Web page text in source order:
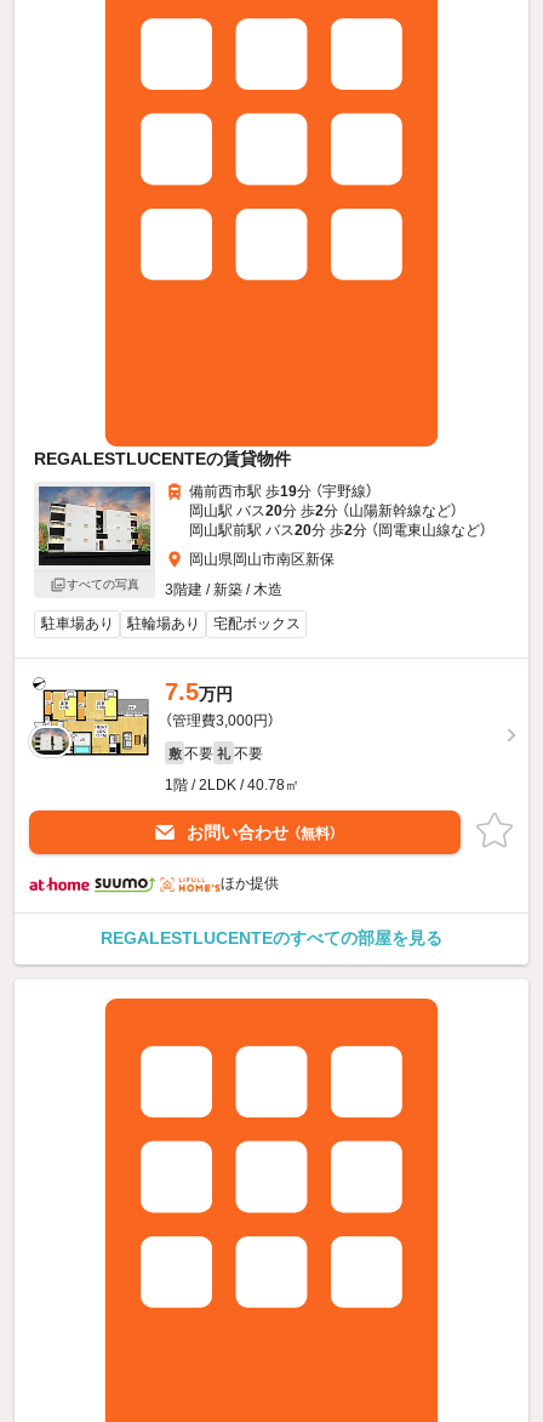
REGALESTLUCENTEの賃貸物件
すべての写真
備前西市駅 歩19分 （宇野線）
岡山駅 バス20分 歩2分 （山陽新幹線など）
岡山駅前駅 バス20分 歩2分 （岡電東山線など）
岡山県岡山市南区新保
3階建 / 新築 / 木造
駐車場あり
駐輪場あり 宅配ボックス
7.5万円
（管理費3,000円）
敷 不要 礼 不要
1階 / 2LDK / 40.78㎡
お問い合わせ （無料）
ほか提供
REGALESTLUCENTEのすべての部屋を見る